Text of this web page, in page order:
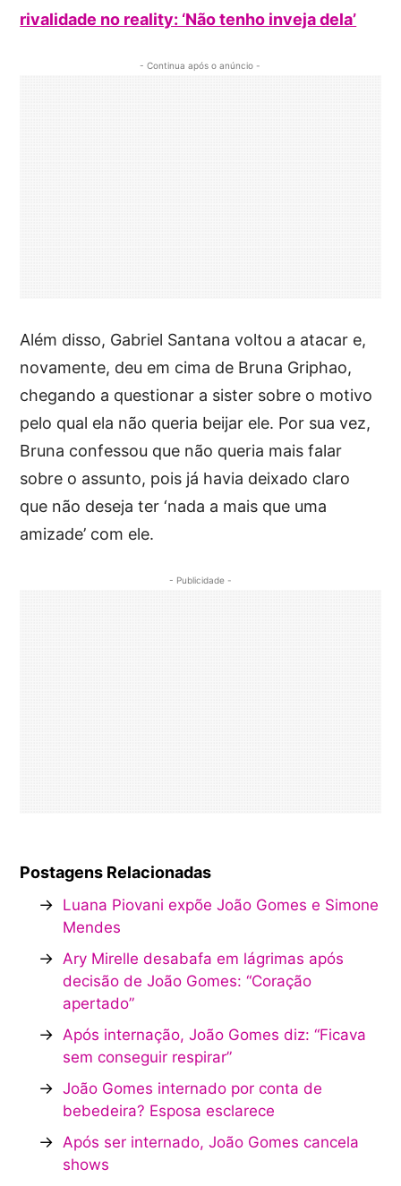
rivalidade no reality: ‘Não tenho inveja dela’
- Continua após o anúncio -
Além disso, Gabriel Santana voltou a atacar e,
novamente, deu em cima de Bruna Griphao,
chegando a questionar a sister sobre o motivo
pelo qual ela não queria beijar ele. Por sua vez,
Bruna confessou que não queria mais falar
sobre o assunto, pois já havia deixado claro
que não deseja ter ‘nada a mais que uma
amizade’ com ele.
- Publicidade -
Postagens Relacionadas
→ Luana Piovani expõe João Gomes e Simone
Mendes
→ Ary Mirelle desabafa em lágrimas após
decisão de João Gomes: “Coração
apertado”
→ Após internação, João Gomes diz: “Ficava
sem conseguir respirar”
→ João Gomes internado por conta de
bebedeira? Esposa esclarece
→ Após ser internado, João Gomes cancela
shows